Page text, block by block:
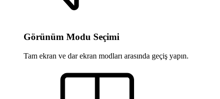
Görünüm Modu Seçimi
Tam ekran ve dar ekran modları arasında geçiş yapın.